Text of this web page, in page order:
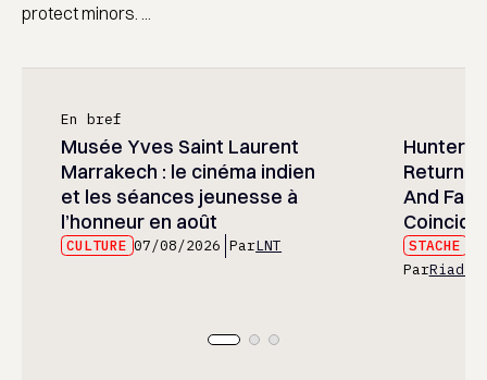
protect minors. ...
En bref
Musée Yves Saint Laurent
Marrakech : le cinéma indien
et les séances jeunesse à
l’honneur en août
CULTURE 07/08/2026 ParLNT
Hunter
And
STACHE
ParRiad